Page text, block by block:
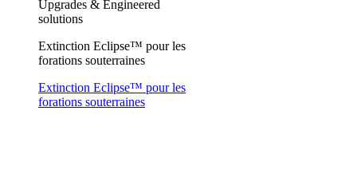
Upgrades & Engineered
solutions
Extinction Eclipse™ pour les
forations souterraines
Extinction Eclipse™ pour les
forations souterraines